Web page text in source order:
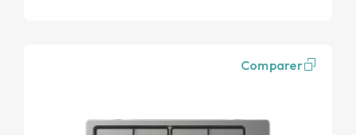
Comparer